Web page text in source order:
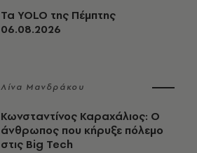
Τα YOLO της Πέμπτης
06.08.2026
Λίνα Μανδράκου
Κωνσταντίνος Καραχάλιος: Ο
άνθρωπος που κήρυξε πόλεμο
στις Big Tech